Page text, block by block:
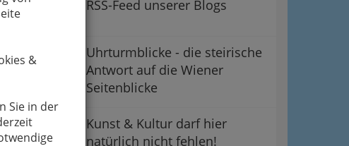
&
Sie in der
RSS-Feed unserer Blogs
Uhrturmblicke - die steirische
Antwort auf die Wiener
Seitenblicke
Kunst & Kultur darf hier
natürlich nicht fehlen!